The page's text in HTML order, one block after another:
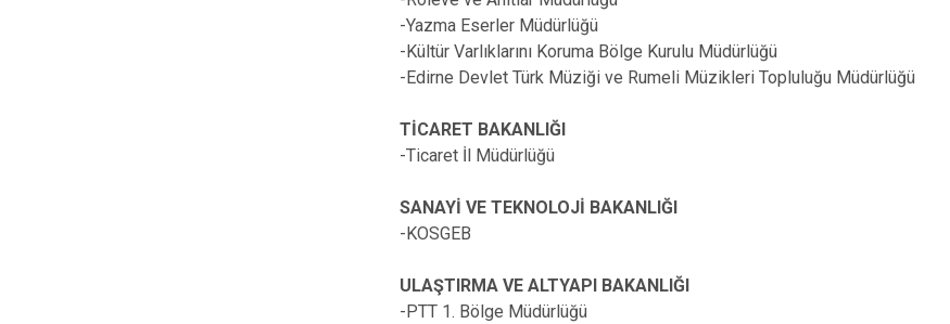
-Yazma Eserler Müdürlüğü
-Kültür Varlıklarını Koruma Bölge Kurulu Müdürlüğü
-Edirne Devlet Türk Müziği ve Rumeli Müzikleri Topluluğu Müdürlüğü
TİCARET BAKANLIĞI
-Ticaret İl Müdürlüğü
SANAYİ VE TEKNOLOJİ BAKANLIĞI
-KOSGEB
ULAŞTIRMA VE ALTYAPI BAKANLIĞI
-PTT 1. Bölge Müdürlüğü